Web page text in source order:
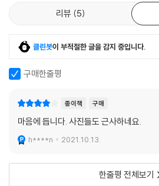
외벽의 가장 적합한 위치에
중간 영역에 그려내는 아름다운 빛과 그림자
실내와 실외를 연결하는 중간의 영역은 완충
도 하다. 그 중간 영역에 조명을 설치하는 것
간 영역의 매력을 효과적으로 끌어내려면 빛
필요가 있다. 본래 중간 영역은 바닥(덱이나
된 공간이다. 단순히 처마 밑면에서 바닥으
다. 그러므로 의자나 화분 등 ‘높이’가 있는
추천한다. 그 물건들이 빛을 받아서 공간이
리뷰 5
클린봇이 부적절한 글을 감지 중입니다.
구매한줄평
종이책 구매
마음에 듭니다. 사진들도 근사하네요.
h****n 2021.10.13.
한줄평 전체보기